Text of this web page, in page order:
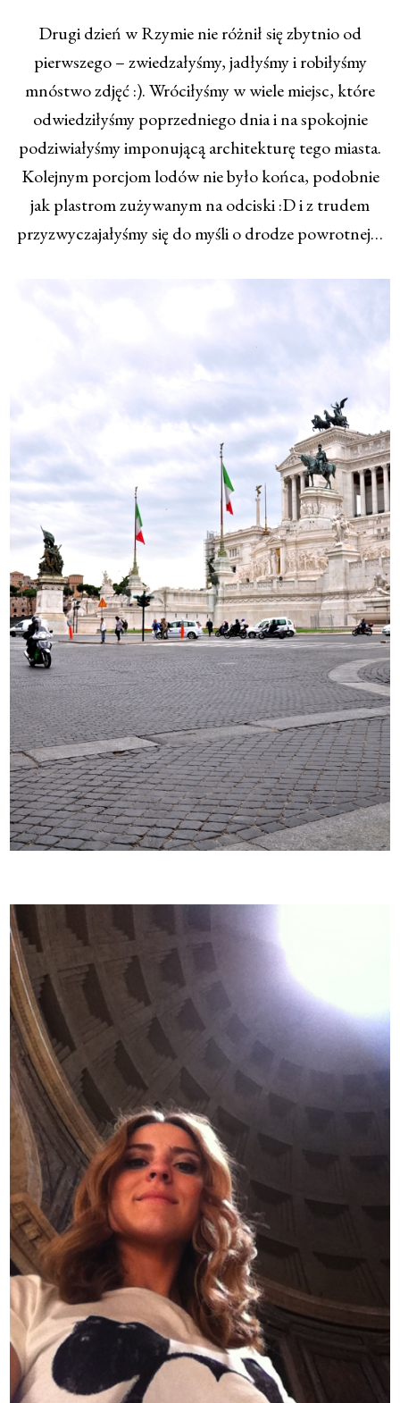
Drugi dzień w Rzymie nie różnił się zbytnio od
pierwszego – zwiedzałyśmy, jadłyśmy i robiłyśmy
mnóstwo zdjęć :). Wróciłyśmy w wiele miejsc, które
odwiedziłyśmy poprzedniego dnia i na spokojnie
podziwiałyśmy imponującą architekturę tego miasta.
Kolejnym porcjom lodów nie było końca, podobnie
jak plastrom zużywanym na odciski :D i z trudem
przyzwyczajałyśmy się do myśli o drodze powrotnej…